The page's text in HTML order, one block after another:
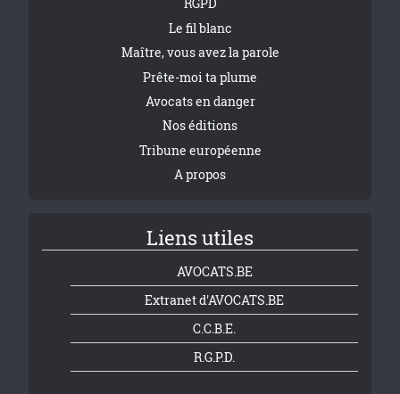
RGPD
Le fil blanc
Maître, vous avez la parole
Prête-moi ta plume
Avocats en danger
Nos éditions
Tribune européenne
A propos
Liens utiles
AVOCATS.BE
Extranet d'AVOCATS.BE
C.C.B.E.
R.G.P.D.